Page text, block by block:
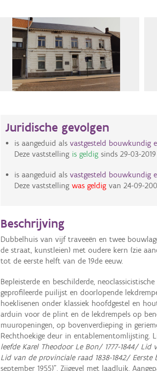
Juridische gevolgen
is aangeduid als vastgesteld bouwkundig
Deze vaststelling is geldigsinds 29-03-2019
is aangeduid als vastgesteld bouwkundig
Deze vaststelling was geldigvan 24-09-
Beschrijving
Dubbelhuis van vijf traveeën en twee
de straat, kunstleien) met oudere kern (zie
tot de eerste helft van de 19de eeuw.
Bepleisterde en beschilderde,
geprofileerde puilijst en doorlopende
hoeklisenen onder klassiek hoofdgestel en
arduin voor de plint en de lekdrempels op
muuropeningen, op bovenverdieping in
Rechthoekige deur in entablementomlijsting.
leefde Karel Theodoor Le Bon/ 1777-1844/ Lid
Lid van de provinciale raad 1838-1842/ Eerste
september 1955)". Zijgevel met laadluik.